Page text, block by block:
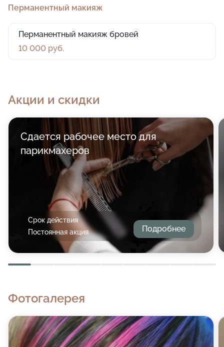
Перманентный макияж
Перманентный макияж бровей
10 000 руб.
Акции и скидки
Сдается рабочее место для
парикмахеров
Срок действия
Постоянная акция
Подробнее
Фотогалерея